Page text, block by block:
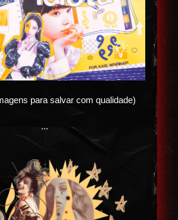
para salvar com qualidade)
...